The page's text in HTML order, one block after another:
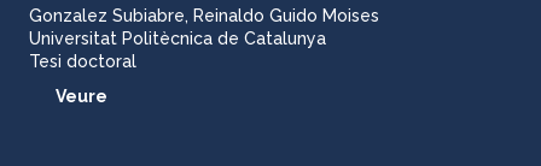
Gonzalez Subiabre, Reinaldo Guido Moises
Universitat Politècnica de Catalunya
Tesi doctoral
Veure